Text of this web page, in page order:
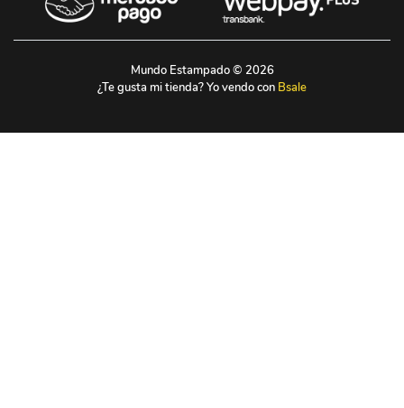
Mundo Estampado © 2026
¿Te gusta mi tienda? Yo vendo con Bsale